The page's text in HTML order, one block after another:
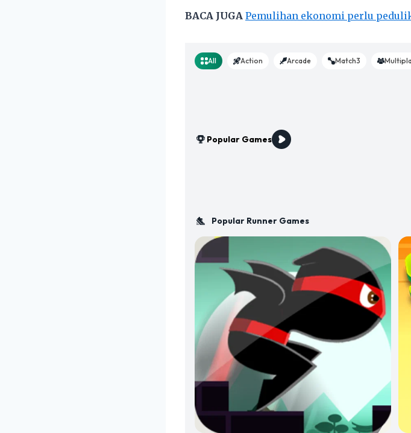
BACA JUGA Pemulihan ekonomi perlu